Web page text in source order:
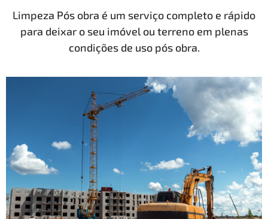
Limpeza Pós obra é um serviço completo e rápido
para deixar o seu imóvel ou terreno em plenas
condições de uso pós obra.